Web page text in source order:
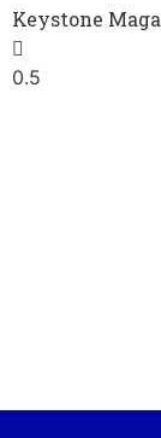
Keystone